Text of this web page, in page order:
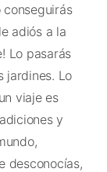
adiós a la
Lo pasarás
jardines. Lo
viaje es
y
desconocías,